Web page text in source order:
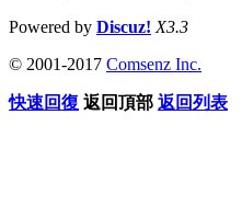
Powered by Discuz! X3.3
© 2001-2017 Comsenz Inc.
快速回復 返回頂部 返回列表